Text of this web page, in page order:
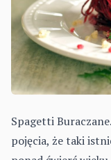
Spagetti
pojęcia, że taki